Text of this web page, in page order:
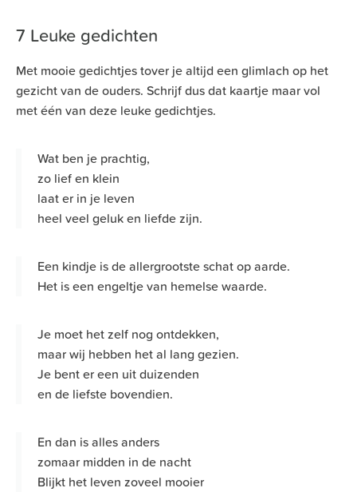
7 Leuke gedichten
Met mooie gedichtjes tover je altijd een glimlach op het
gezicht van de ouders. Schrijf dus dat kaartje maar vol
met één van deze leuke gedichtjes.
Wat ben je prachtig,
zo lief en klein
laat er in je leven
heel veel geluk en liefde zijn.
Een kindje is de allergrootste schat op aarde.
Het is een engeltje van hemelse waarde.
Je moet het zelf nog ontdekken,
maar wij hebben het al lang gezien.
Je bent er een uit duizenden
en de liefste bovendien.
En dan is alles anders
zomaar midden in de nacht
Blijkt het leven zoveel mooier